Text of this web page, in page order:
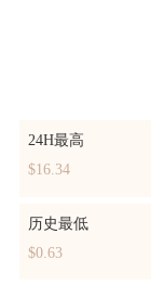
24H最高
$16.34
历史最低
$0.63